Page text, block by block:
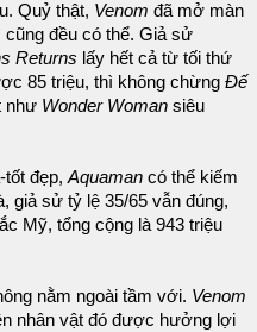
Quỷ thật, Venom đã mở màn
cũng đều có thể. Giả sử
Returns lấy hết cả từ tối thứ
85 triệu, thì không chừng Đế
như Wonder Woman siêu
đẹp, Aquaman có thể kiếm
giả sử tỷ lệ 35/65 vẫn đúng,
Mỹ, tổng cộng là 943 triệu
nằm ngoài tầm với. Venom
nhân vật đó được hưởng lợi